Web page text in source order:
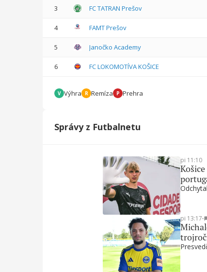
3 FC TATRAN Prešov
4 FAMT Prešov
5 Janočko Academy
6 FC LOKOMOTÍVA KOŠICE
V Výhra R Remíza P Prehra
Správy z Futbalnetu
pi 11:10
pi 13:17∙